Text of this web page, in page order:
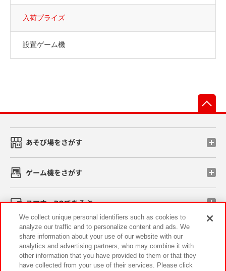
入荷プライズ
設置ゲーム機
あそび場をさがす
ゲーム機をさがす
スマホ・PCであそぶ
イベント・キャンペーン
We collect unique personal identifiers such as cookies to
analyze our traffic and to personalize content and ads. We
share information about your use of our website with our
analytics and advertising partners, who may combine it with
other information that you have provided to them or that they
have collected from your use of their services. Please click